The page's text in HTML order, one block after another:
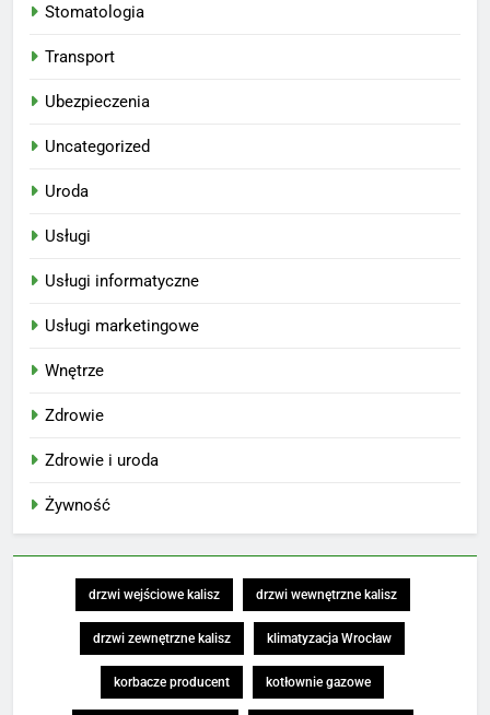
Stomatologia
Transport
Ubezpieczenia
Uncategorized
Uroda
Usługi
Usługi informatyczne
Usługi marketingowe
Wnętrze
Zdrowie
Zdrowie i uroda
Żywność
drzwi wejściowe kalisz drzwi wewnętrzne kalisz
drzwi zewnętrzne kalisz klimatyzacja Wrocław
korbacze producent kotłownie gazowe